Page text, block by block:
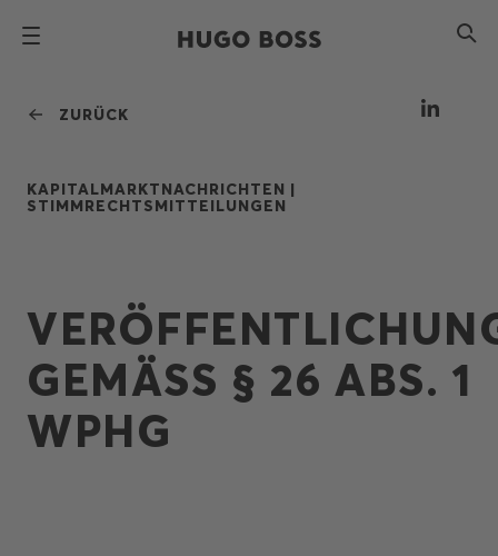
ZURÜCK
KAPITALMARKTNACHRICHTEN |
STIMMRECHTSMITTEILUNGEN
GEMÄSS § 26 ABS. 1 W
PHG